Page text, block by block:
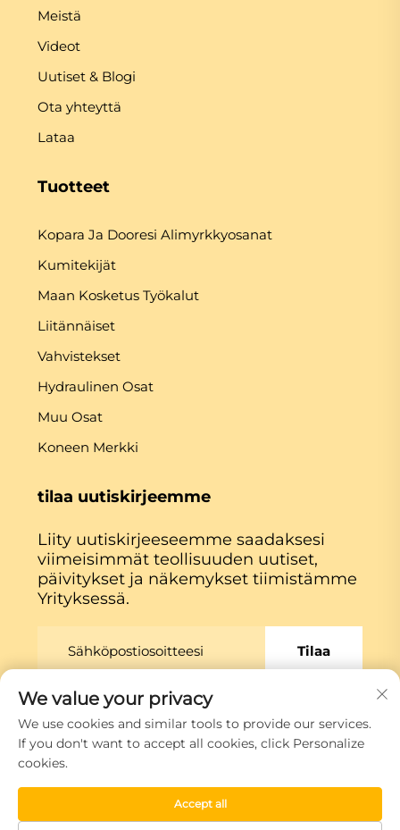
Meistä
Videot
Uutiset & Blogi
Ota yhteyttä
Lataa
Tuotteet
Kopara Ja Dooresi Alimyrkkyosanat
Kumitekijät
Maan Kosketus Työkalut
Liitännäiset
Vahvistekset
Hydraulinen Osat
Muu Osat
Koneen Merkki
tilaa uutiskirjeemme
Liity uutiskirjeeseemme saadaksesi
viimeisimmät teollisuuden uutiset,
päivitykset ja näkemykset tiimistämme
Yrityksessä.
Tilaa
Copyright © Xiamen Globe Machine Co.,ltd.
Tietosuojakäytäntö
We value your privacy
We use cookies and similar tools to provide our services.
If you don't want to accept all cookies, click Personalize
cookies.
Accept all